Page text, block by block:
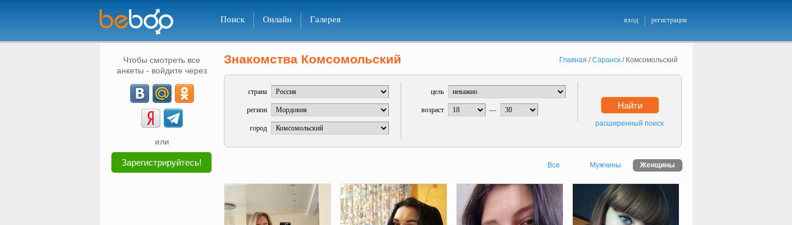
Поиск Онлайн Галерея вход регистрация
Чтобы смотреть все
анкеты - войдите через
или
Зарегистрируйтесь!
Знакомства Комсомольский Главная /Саранск/ Комсомольский
страна
регион
город
цель
возраст — Найти
расширенный поиск
Все Мужчины Женщины